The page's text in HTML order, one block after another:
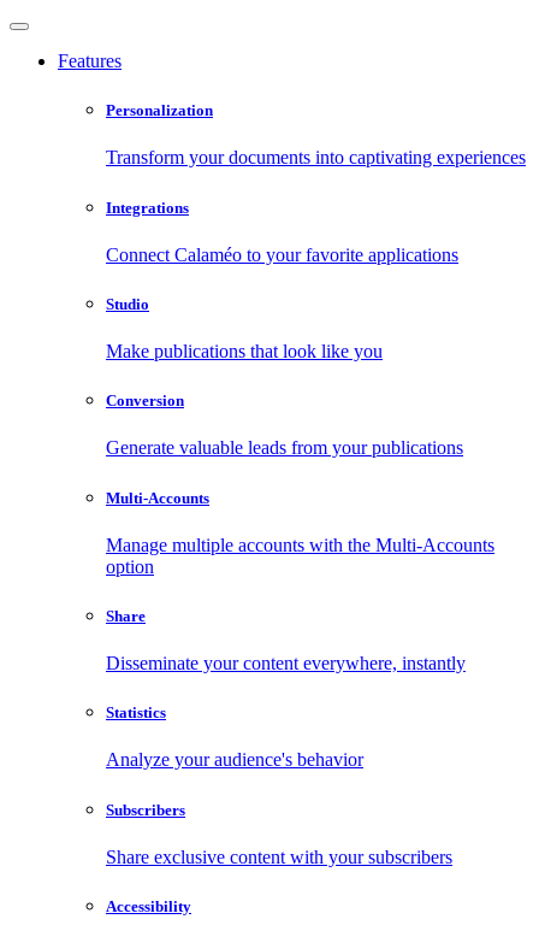
Features
Personalization
Transform your documents into captivating experiences
Integrations
Connect Calaméo to your favorite applications
Studio
Make publications that look like you
Conversion
Generate valuable leads from your publications
Multi-Accounts
Manage multiple accounts with the Multi-Accounts
option
Share
Disseminate your content everywhere, instantly
Statistics
Analyze your audience's behavior
Subscribers
Share exclusive content with your subscribers
Accessibility